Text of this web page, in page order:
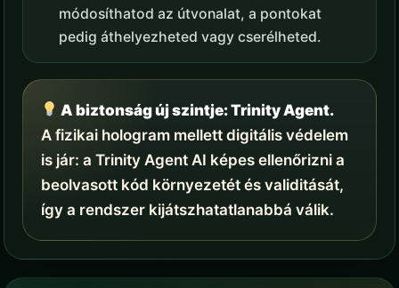
módosíthatod az útvonalat, a pontokat
pedig áthelyezheted vagy cserélheted.
A biztonság új szintje: Trinity Agent.
A fizikai hologram mellett digitális védelem
is jár: a Trinity Agent AI képes ellenőrizni a
beolvasott kód környezetét és validitását,
így a rendszer kijátszhatatlanabbá válik.